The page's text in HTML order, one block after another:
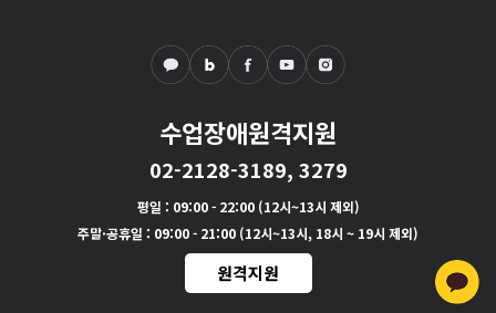
수업장애원격지원
02-2128-3189, 3279
평일 : 09:00 - 22:00 (12시~13시 제외)
주말·공휴일 : 09:00 - 21:00 (12시~13시, 18시 ~ 19시 제외)
원격지원